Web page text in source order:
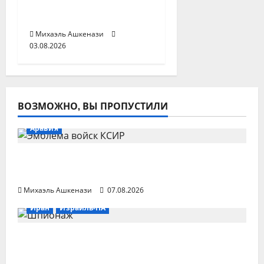
Михаэль Ашкенази
03.08.2026
ВОЗМОЖНО, ВЫ ПРОПУСТИЛИ
Аравия
Михаэль Ашкенази
07.08.2026
Иран
Израиль-ПА